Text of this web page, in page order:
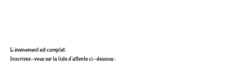
L'événement est complet.
Inscrivez-vous sur la liste d'attente ci-dessous :